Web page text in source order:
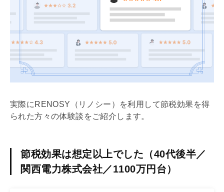
実際にRENOSY（リノシー）を利用して節税効果を得
られた方々の体験談をご紹介します。
節税効果は想定以上でした（40代後半／
関西電力株式会社／1100万円台）